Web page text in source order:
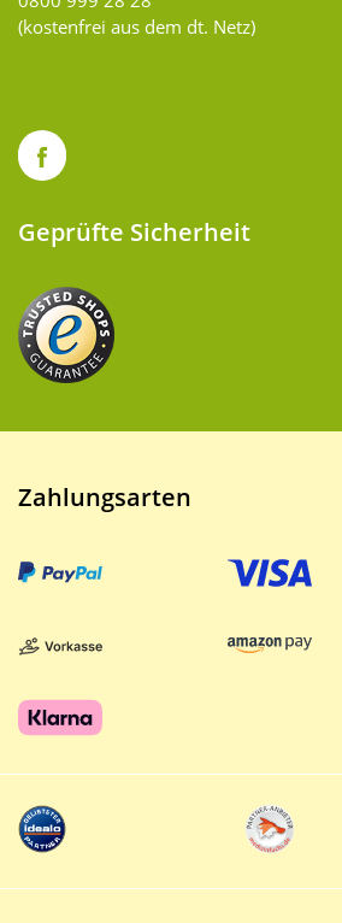
(kostenfrei aus dem dt. Netz)
Geprüfte Sicherheit
Zahlungsarten